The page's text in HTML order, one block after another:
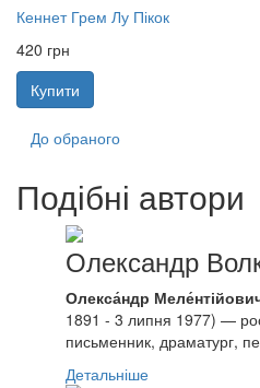
Кеннет Грем Лу Пікок
420 грн
Купити
До обраного
Подібні автори
Олександр
Олекса́ндр
1891 - 3 липня 1977) —
письменник, драматург,
Детальніше